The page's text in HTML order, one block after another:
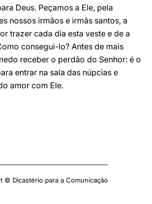
Deus. Peçamos a Ele, pela
nossos irmãos e irmãs santos, a
trazer cada dia esta veste e de a
consegui-lo? Antes de mais
receber o perdão do Senhor: é o
entrar na sala das núpcias e
amor com Ele.
© Dicastério para a Comunicação